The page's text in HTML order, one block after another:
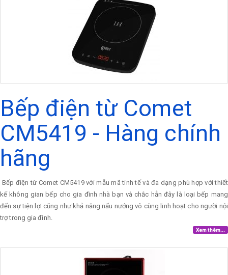
Bếp điện từ Comet
CM5419 - Hàng chính
hãng
Bếp điện từ Comet CM5419 với mẫu mã tinh tế và đa dạng phù hợp với thiết
kế không gian bếp cho gia đình nhà bạn và chắc hẳn đây là loại bếp mang
đến sự tiện lợi cũng như khả năng nấu nướng vô cùng linh hoạt cho người nội
trợ trong gia đình.
Xem thêm...